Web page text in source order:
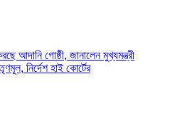
আদানি গোষ্ঠী, জানালেন মুখ্যমন্ত্রী
নির্দেশ হাই কোর্টের